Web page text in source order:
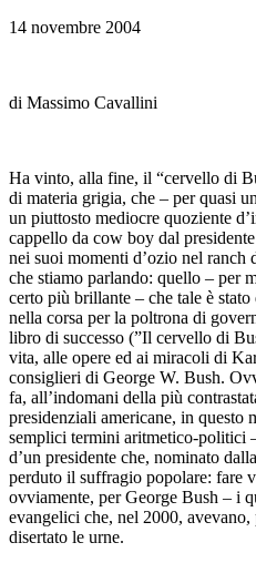
14 novembre 2004
di Massimo Cavallini
Ha vinto, alla fine, il “cervello di
di materia grigia, che – per quasi
un piuttosto mediocre quoziente
cappello da cow boy dal
nei suoi momenti d’ozio nel
che stiamo parlando: quello – per
certo più brillante – che tale è
nella corsa per la poltrona di
libro di successo (”Il cervello di
vita, alle opere ed ai miracoli di
consiglieri di George W. Bush.
fa, all’indomani della più
presidenziali americane, in questo
semplici termini aritmetico-politici
d’un presidente che, nominato
perduto il suffragio popolare: fare
ovviamente, per George Bush – i
evangelici che, nel 2000, avevano,
disertato le urne.